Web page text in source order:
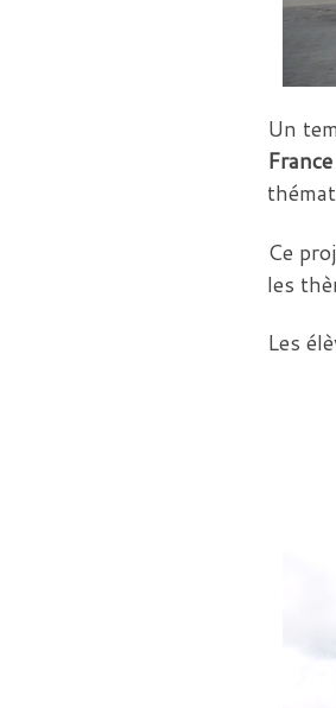
Un
Ce
les
Les